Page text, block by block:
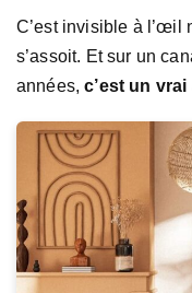
C’est invisible à l’œil
s’assoit. Et sur un
années,c’est un